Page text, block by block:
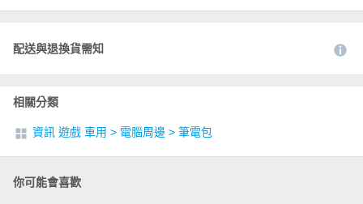
配送與退換貨需知
相關分類
資訊 遊戲 車用 > 電腦周邊 > 筆電包
你可能會喜歡